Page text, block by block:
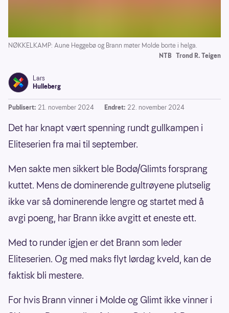
NØKKELKAMP: Aune Heggebø og Brann møter Molde borte i helga.
NTB Trond R. Teigen
Lars
Hulleberg
Publisert: 21. november 2024 Endret: 22. november 2024
Det har knapt vært spenning rundt gullkampen i
Eliteserien fra mai til september.
Men sakte men sikkert ble Bodø/Glimts forsprang
kuttet. Mens de dominerende gultrøyene plutselig
ikke var så dominerende lengre og startet med å
avgi poeng, har Brann ikke avgitt et eneste ett.
Med to runder igjen er det Brann som leder
Eliteserien. Og med maks flyt lørdag kveld, kan de
faktisk bli mestere.
For hvis Brann vinner i Molde og Glimt ikke vinner i